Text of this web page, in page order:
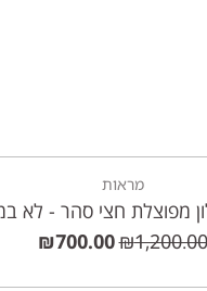
מראות
מפוצלת חצי סהר - לא
₪1,200.00
₪700.00